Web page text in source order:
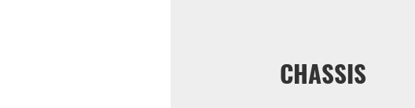
CHASSIS